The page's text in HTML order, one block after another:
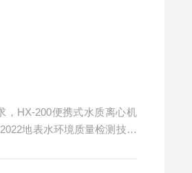
，HX-200便携式水质离心机
地表水环境质量检测技术